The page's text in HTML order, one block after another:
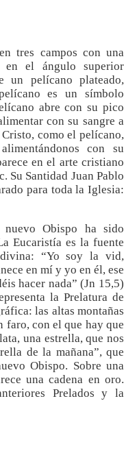
tres campos con una
en el ángulo superior
un pelícano plateado,
es un símbolo
abre con su pico
con su sangre a
como el pelícano,
con su
en el arte cristiano
Su Santidad Juan Pablo
para toda la Iglesia:
Obispo ha sido
Eucaristía es la fuente
“Yo soy la vid,
en mí y yo en él, ese
hacer nada” (Jn 15,5)
la Prelatura de
las altas montañas
faro, con el que hay que
una estrella, que nos
de la mañana”, que
Obispo. Sobre una
una cadena en oro.
Prelados y la